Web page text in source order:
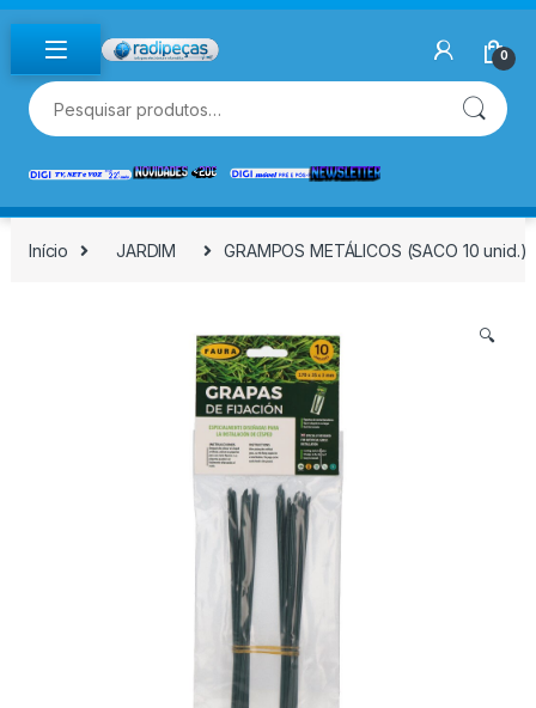
Skip to navigation
Skip to content
0
Pesquisar por:
Início JARDIM GRAMPOS METÁLICOS (SACO 10 unid.)
🔍